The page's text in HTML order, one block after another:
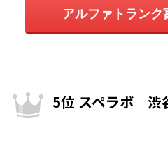
アルファトランク
5位 スペラボ 渋